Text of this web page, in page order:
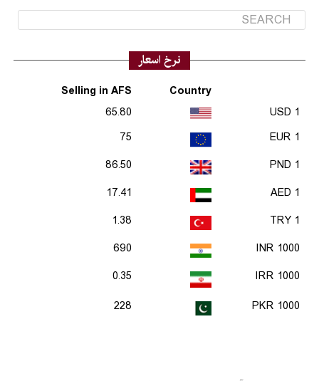
نرخ اسعار
Country
Selling in AFS
1 USD
65.80
1 EUR
75
1 PND
86.50
1 AED
17.41
1 TRY
1.38
1000 INR
690
1000 IRR
0.35
1000 PKR
228